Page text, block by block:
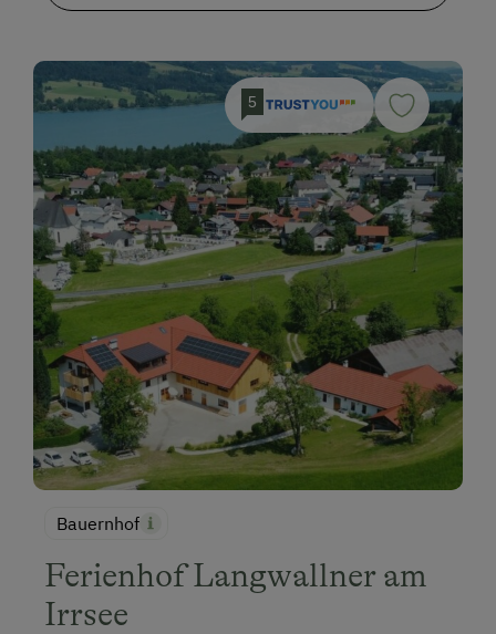
5
Bauernhof
Ferienhof Langwallner am
Irrsee